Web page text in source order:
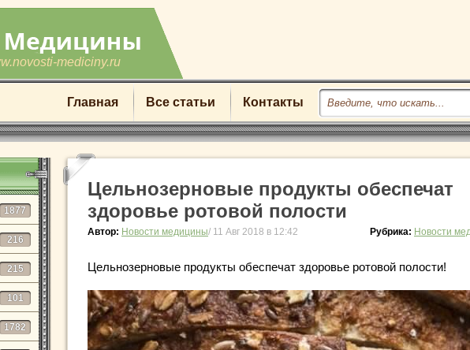
mediciny.ru
Главная Все статьи Контакты
1877
216
215
101
1782
Цельнозерновые продукты обеспечат
здоровье ротовой полости
Автор: Новости медицины/ 11 Авг 2018 в 12:42 Рубрика: Новости
Цельнозерновые продукты обеспечат здоровье ротовой полости!